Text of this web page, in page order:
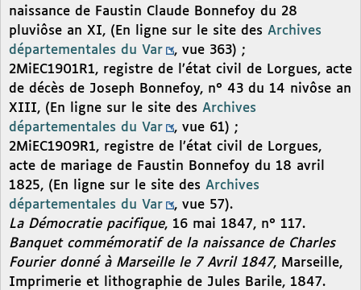
naissance de Faustin Claude Bonnefoy du 28
pluviôse an XI, (En ligne sur le site des Archives
départementales du Var
, vue 363) ;
2MiEC1901R1, registre de l’état civil de Lorgues, acte
de décès de Joseph Bonnefoy, n° 43 du 14 nivôse an
XIII, (En ligne sur le site des Archives
départementales du Var
, vue 61) ;
2MiEC1909R1, registre de l’état civil de Lorgues,
acte de mariage de Faustin Bonnefoy du 18 avril
1825, (En ligne sur le site des Archives
départementales du Var
, vue 57).
La Démocratie pacifique, 16 mai 1847, n° 117.
Banquet commémoratif de la naissance de Charles
Fourier donné à Marseille le 7 Avril 1847, Marseille,
Imprimerie et lithographie de Jules Barile, 1847.